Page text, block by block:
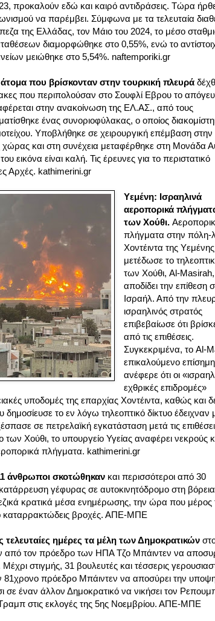
προκαλούν εδώ και καιρό αντιδράσεις. Τώρα
να παρέμβει. Σύμφωνα με τα τελευταία
της Ελλάδας, τον Μάιο του 2024, το μέσο
διαμορφώθηκε στο 0,55%, ενώ το
μειώθηκε στο 5,54%. naftemporiki.gr
που βρίσκονταν στην τουρκική πλευρά
που περιπολούσαν στο Σουφλί Εβρου το
στην ανακοίνωση της ΕΛ.ΑΣ., από τους
ένας συνοριοφύλακας, ο οποίος
Υποβλήθηκε σε χειρουργική επέμβαση στην
χώρας και στη συνέχεια μεταφέρθηκε στη Μονάδα
εικόνα είναι καλή. Τις έρευνες για το περιστατικό
Αρχές. kathimerini.gr
Υεμένη: Ισραηλινά
αεροπορικά
των Χούθι.
πλήγματα στην πόλη-
Χοντέιντα της
μετέδωσε το
των Χούθι, Al-Masirah,
αποδίδει την επίθεση
Ισραήλ. Από την
ισραηλινός στρατός
επιβεβαίωσε ότι
από τις επιθέσεις.
Συγκεκριμένα, το Al-
επικαλούμενο
ανέφερε ότι οι
εχθρικές επιδρομές»
υποδομές της επαρχίας Χοντέιντα, καθώς και
το εν λόγω τηλεοπτικό δίκτυο έδειχναν
σε πετρελαϊκή εγκατάσταση μετά τις
Χούθι, το υπουργείο Υγείας αναφέρει νεκρούς
πλήγματα. kathimerini.gr
άνθρωποι σκοτώθηκαν και περισσότεροι από 30
γέφυρας σε αυτοκινητόδρομο στη
κρατικά μέσα ενημέρωσης, την ώρα που μέρος
καταρρακτώδεις βροχές. ΑΠΕ-ΜΠΕ
τελευταίες ημέρες τα μέλη των Δημοκρατικών
από τον πρόεδρο των ΗΠΑ Τζο Μπάιντεν να
στιγμής, 31 βουλευτές και τέσσερις
81χρονο πρόεδρο Μπάιντεν να αποσύρει την
σε έναν άλλον Δημοκρατικό να νικήσει τον
στις εκλογές της 5ης Νοεμβρίου. ΑΠΕ-ΜΠΕ